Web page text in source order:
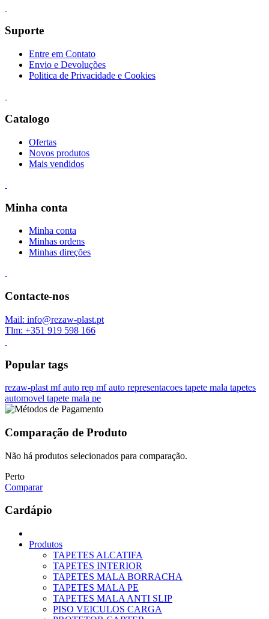
Suporte
Entre em Contato
Envio e Devoluções
Politica de Privacidade e Cookies
Catalogo
Ofertas
Novos produtos
Mais vendidos
Minha conta
Minha conta
Minhas ordens
Minhas direções
Contacte-nos
Mail: info@rezaw-plast.pt
Tlm: +351 919 598 166
Popular tags
rezaw-plast mf auto rep mf auto representacoes tapete mala tapetes
automovel tapete mala pe
Comparação de Produto
Não há produtos selecionados para comparação.
Perto
Comparar
Cardápio
Produtos
TAPETES ALCATIFA
TAPETES INTERIOR
TAPETES MALA BORRACHA
TAPETES MALA PE
TAPETES MALA ANTI SLIP
PISO VEICULOS CARGA